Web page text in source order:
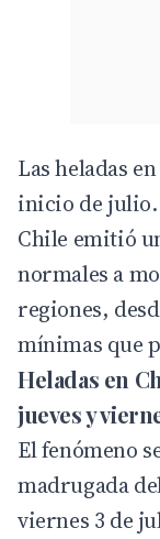
Las heladas
inicio de
Chile emitió
normales a
regiones,
mínimas que
Heladas en
jueves y
El fenómeno
madrugada
viernes 3 de